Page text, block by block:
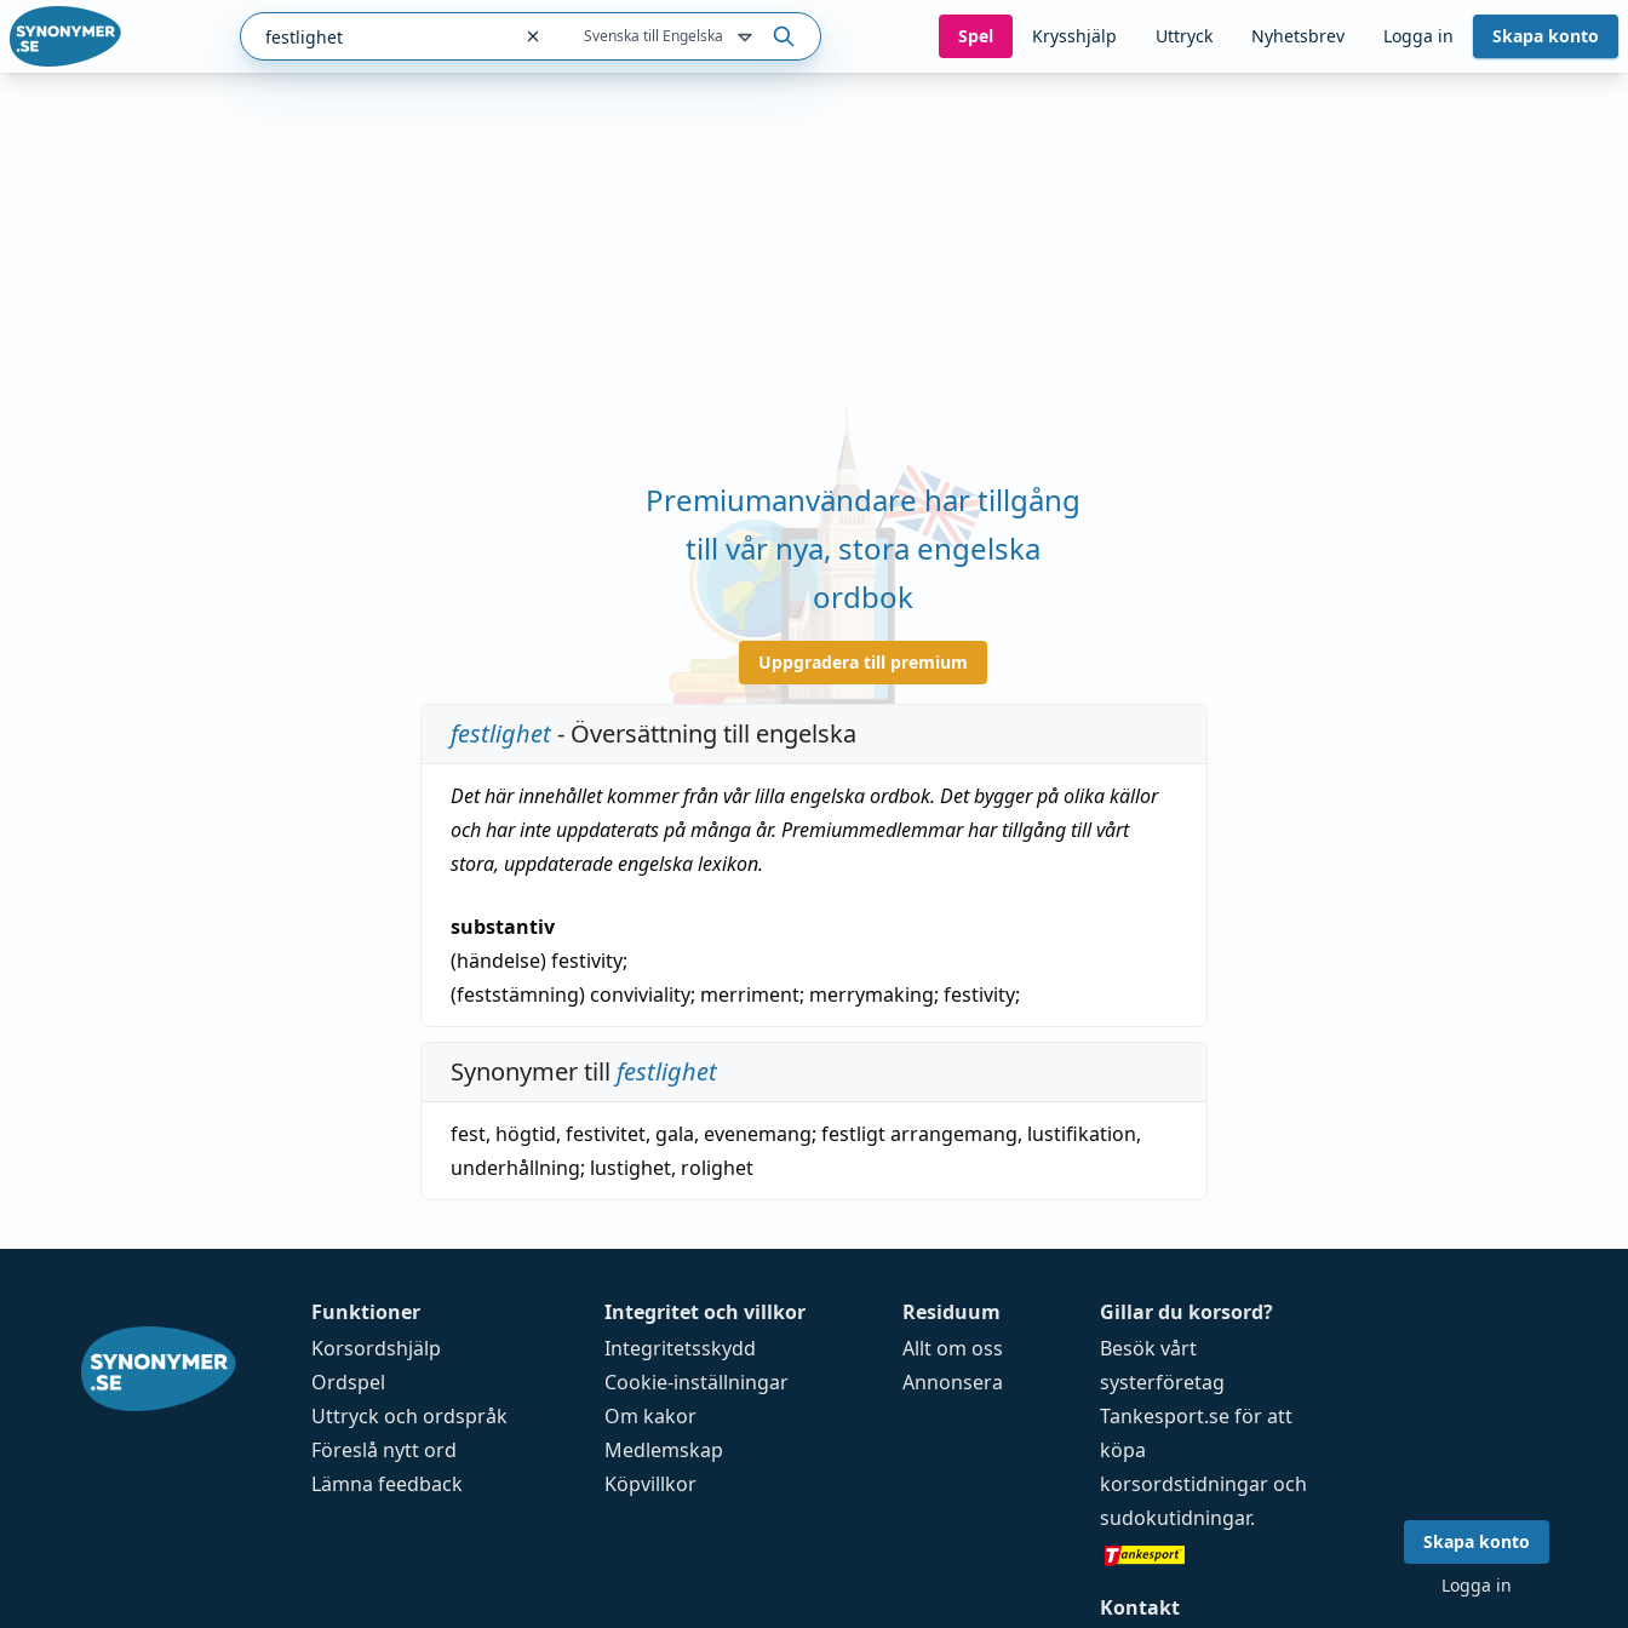
Svenska till Engelska Spel Krysshjälp Uttryck Nyhetsbrev Logga in Skapa konto
Premiumanvändare har tillgång
till vår nya, stora engelska
ordbok
Uppgradera till premium
festlighet- Översättning till engelska
Det här innehållet kommer från vår lilla engelska ordbok. Det bygger på olika källor
och har inte uppdaterats på många år. Premiummedlemmar har tillgång till vårt
stora, uppdaterade engelska lexikon.
substantiv
(händelse)festivity;
(feststämning)conviviality; merriment; merrymaking; festivity;
Synonymer till festlighet
fest, högtid, festivitet, gala, evenemang; festligt arrangemang, lustifikation,
underhållning; lustighet, rolighet
Funktioner
Korsordshjälp
Ordspel
Uttryck och ordspråk
Föreslå nytt ord
Lämna feedback
Integritet och villkor
Integritetsskydd
Cookie-inställningar
Om kakor
Medlemskap
Köpvillkor
Residuum
Allt om oss
Annonsera
Gillar du korsord?
Besök vårt
systerföretag
Tankesport.seför att
köpa
korsordstidningar och
sudokutidningar.
Kontakt
Skapa konto
Logga in